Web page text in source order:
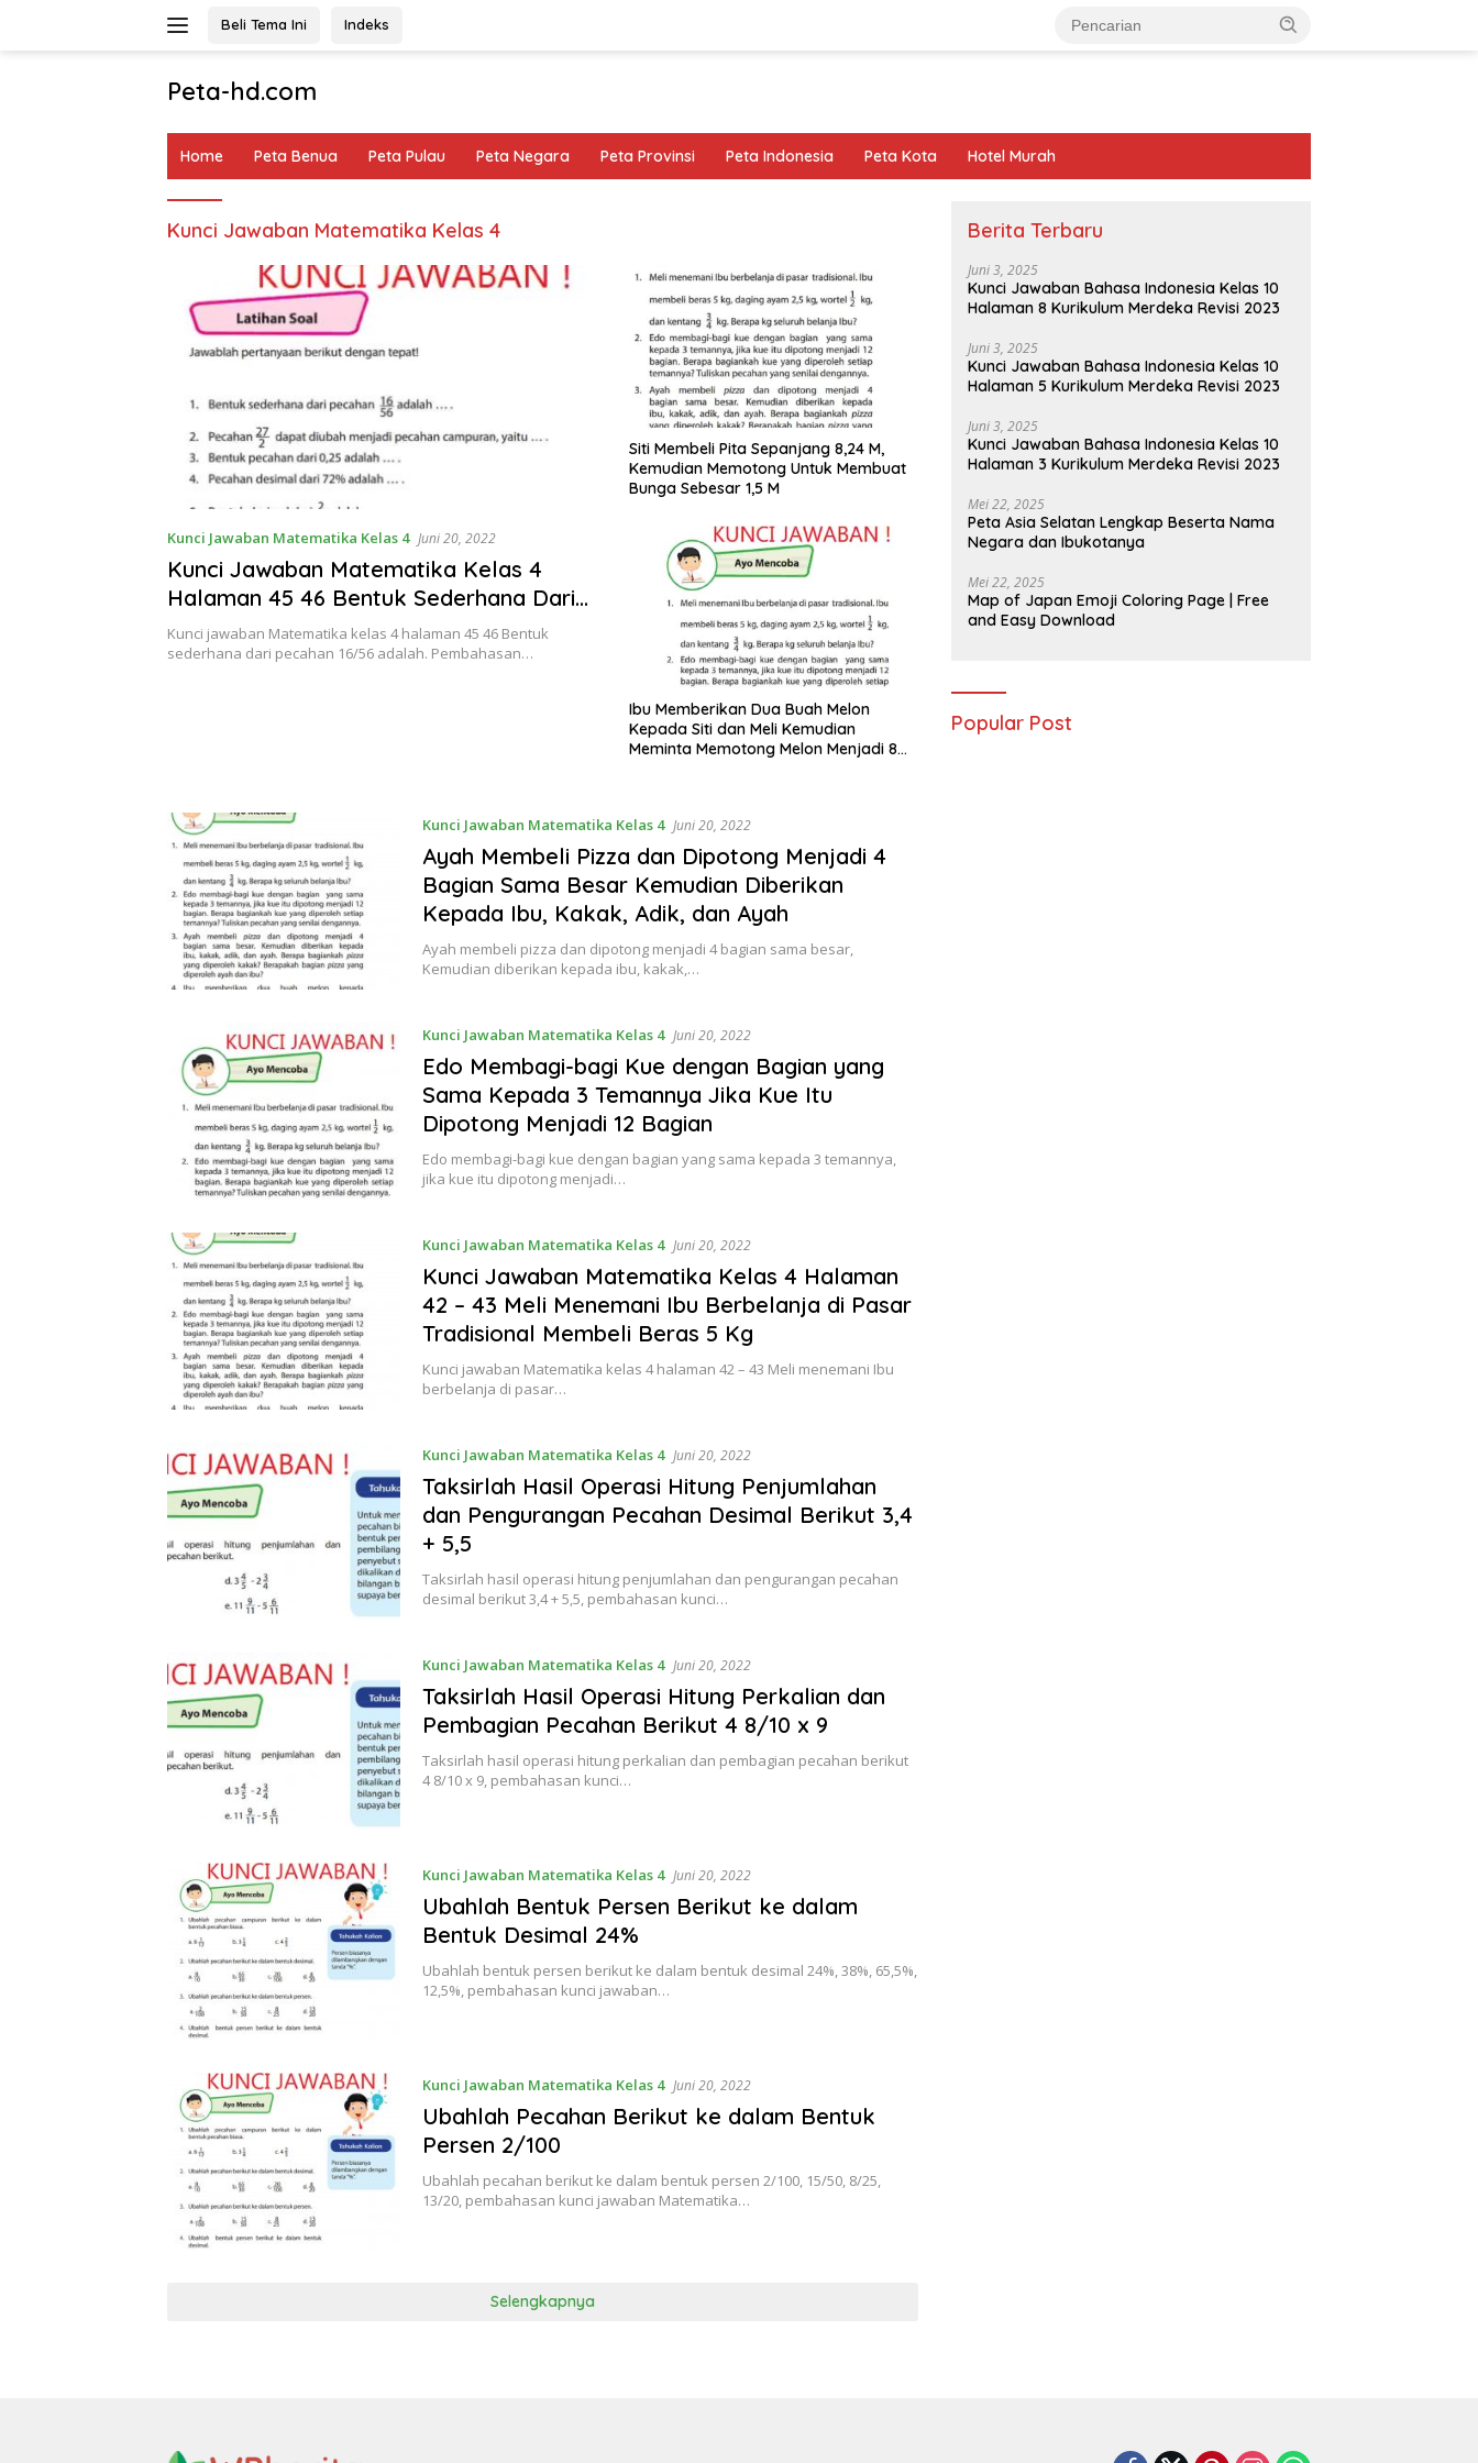
Beli Tema Ini Indeks
Peta-hd.com
Gambar
HD
Home Peta Benua Peta Pulau Peta Negara Peta Provinsi Peta Indonesia Peta Kota Hotel Murah
Kunci Jawaban Matematika Kelas 4
Kunci Jawaban Matematika Kelas 4 Juni 20, 2022
Kunci Jawaban Matematika Kelas 4
Halaman 45 46 Bentuk Sederhana Dari
Pecahan 16/56 Adalah
Kunci jawaban Matematika kelas 4 halaman 45 46 Bentuk
sederhana dari pecahan 16/56 adalah. Pembahasan…
Siti Membeli Pita Sepanjang 8,24 M,
Kemudian Memotong Untuk Membuat
Bunga Sebesar 1,5 M
Ibu Memberikan Dua Buah Melon
Kepada Siti dan Meli Kemudian
Meminta Memotong Melon Menjadi 8
Kunci Jawaban Matematika Kelas 4 Juni 20, 2022
Ayah Membeli Pizza dan Dipotong Menjadi 4
Bagian Sama Besar Kemudian Diberikan
Kepada Ibu, Kakak, Adik, dan Ayah
Ayah membeli pizza dan dipotong menjadi 4 bagian sama besar,
Kemudian diberikan kepada ibu, kakak,…
Kunci Jawaban Matematika Kelas 4 Juni 20, 2022
Edo Membagi-bagi Kue dengan Bagian yang
Sama Kepada 3 Temannya Jika Kue Itu
Dipotong Menjadi 12 Bagian
Edo membagi-bagi kue dengan bagian yang sama kepada 3 temannya,
jika kue itu dipotong menjadi…
Kunci Jawaban Matematika Kelas 4 Juni 20, 2022
Kunci Jawaban Matematika Kelas 4 Halaman
42 – 43 Meli Menemani Ibu Berbelanja di Pasar
Tradisional Membeli Beras 5 Kg
Kunci jawaban Matematika kelas 4 halaman 42 – 43 Meli menemani Ibu
berbelanja di pasar…
Kunci Jawaban Matematika Kelas 4 Juni 20, 2022
Taksirlah Hasil Operasi Hitung Penjumlahan
dan Pengurangan Pecahan Desimal Berikut 3,4
+ 5,5
Taksirlah hasil operasi hitung penjumlahan dan pengurangan pecahan
desimal berikut 3,4 + 5,5, pembahasan kunci…
Kunci Jawaban Matematika Kelas 4 Juni 20, 2022
Taksirlah Hasil Operasi Hitung Perkalian dan
Pembagian Pecahan Berikut 4 8/10 x 9
Taksirlah hasil operasi hitung perkalian dan pembagian pecahan berikut
4 8/10 x 9, pembahasan kunci…
Kunci Jawaban Matematika Kelas 4 Juni 20, 2022
Ubahlah Bentuk Persen Berikut ke dalam
Bentuk Desimal 24%
Ubahlah bentuk persen berikut ke dalam bentuk desimal 24%, 38%, 65,5%,
12,5%, pembahasan kunci jawaban…
Kunci Jawaban Matematika Kelas 4 Juni 20, 2022
Ubahlah Pecahan Berikut ke dalam Bentuk
Persen 2/100
Ubahlah pecahan berikut ke dalam bentuk persen 2/100, 15/50, 8/25,
13/20, pembahasan kunci jawaban Matematika…
Selengkapnya
Berita Terbaru
Juni 3, 2025
Kunci Jawaban Bahasa Indonesia Kelas 10
Halaman 8 Kurikulum Merdeka Revisi 2023
Juni 3, 2025
Kunci Jawaban Bahasa Indonesia Kelas 10
Halaman 5 Kurikulum Merdeka Revisi 2023
Juni 3, 2025
Kunci Jawaban Bahasa Indonesia Kelas 10
Halaman 3 Kurikulum Merdeka Revisi 2023
Mei 22, 2025
Peta Asia Selatan Lengkap Beserta Nama
Negara dan Ibukotanya
Mei 22, 2025
Map of Japan Emoji Coloring Page | Free
and Easy Download
Popular Post